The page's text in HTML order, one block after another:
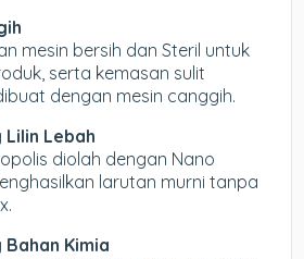
mesin bersih dan Steril untuk
serta kemasan sulit
dengan mesin canggih.
Lebah
diolah dengan Nano
larutan murni tanpa
Kimia